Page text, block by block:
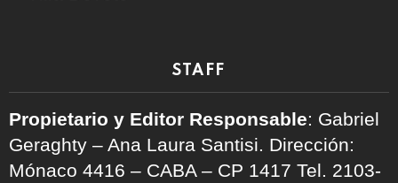
STAFF
Propietario y Editor Responsable: Gabriel
Geraghty – Ana Laura Santisi. Dirección:
Mónaco 4416 – CABA – CP 1417 Tel. 2103-